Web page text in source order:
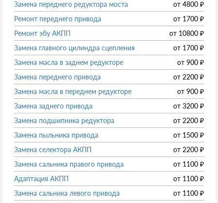
Замена переднего редуктора моста от 4800 ₽
Ремонт переднего привода
от 1700 ₽
Ремонт эбу АКПП
от 10800 ₽
Замена главного цилиндра сцепления
от 1700 ₽
Замена масла в заднем редукторе
от 900 ₽
Замена переднего привода
от 2200 ₽
Замена масла в переднем редукторе
от 900 ₽
Замена заднего привода
от 3200 ₽
Замена подшипника редуктора
от 2200 ₽
Замена пыльника привода
от 1500 ₽
Замена селектора АКПП
от 2200 ₽
Замена сальника правого привода
от 1100 ₽
Адаптация АКПП
от 1100 ₽
Замена сальника левого привода
от 1100 ₽